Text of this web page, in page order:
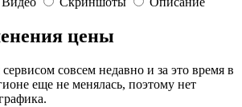
цены
совсем недавно и за это время в
еще не менялась, поэтому нет